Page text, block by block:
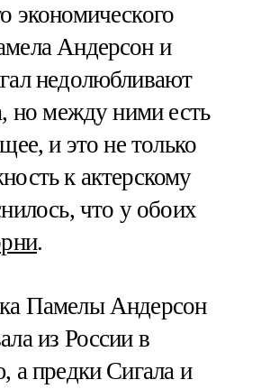
экономического
Андерсон и
недолюбливают
но между ними есть
и это не только
к актерскому
что у обоих
.
Памелы Андерсон
из России в
а предки Сигала и